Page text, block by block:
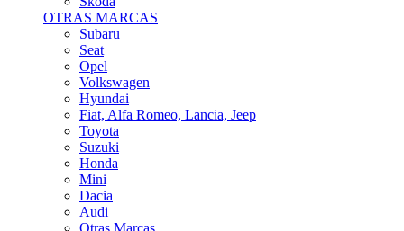
Subaru
Seat
Opel
Volkswagen
Hyundai
Fiat, Alfa Romeo, Lancia, Jeep
Toyota
Suzuki
Honda
Mini
Dacia
Audi
Otras Marcas
ANUNCIOS DE COMPRA